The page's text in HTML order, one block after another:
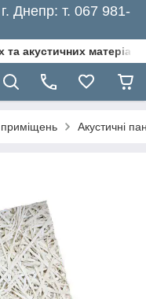
т. 067 981-
та акустичних
приміщень Акустичні